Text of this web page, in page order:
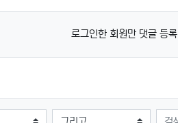
로그인한 회원만 댓글 등
검색